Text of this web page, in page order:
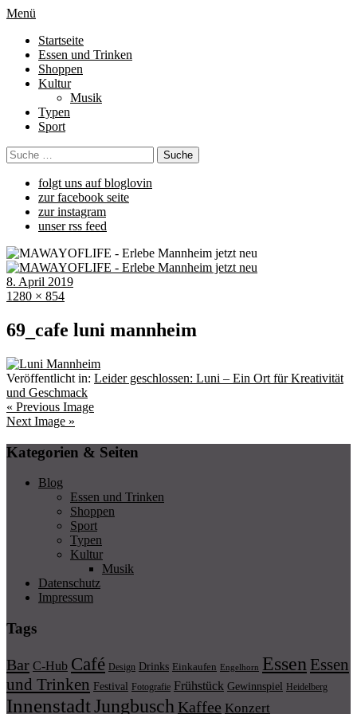
Menü
Startseite
Essen und Trinken
Shoppen
Kultur
Musik
Typen
Sport
folgt uns auf bloglovin
zur facebook seite
zur instagram
unser rss feed
8. April 2019
1280 × 854
69_cafe luni mannheim
Veröffentlicht in: Leider geschlossen: Luni – Ein Ort für Kreativität
und Geschmack
« Previous Image
Next Image »
Kategorien & Seiten
Blog
Essen und Trinken
Shoppen
Sport
Typen
Kultur
Musik
Datenschutz
Impressum
Tags
Bar C-Hub Café Design Drinks Einkaufen Engelhorn Essen Essen
und Trinken Festival Fotografie Frühstück Gewinnspiel Heidelberg
InnenstadtJungbusch Kaffee Konzert